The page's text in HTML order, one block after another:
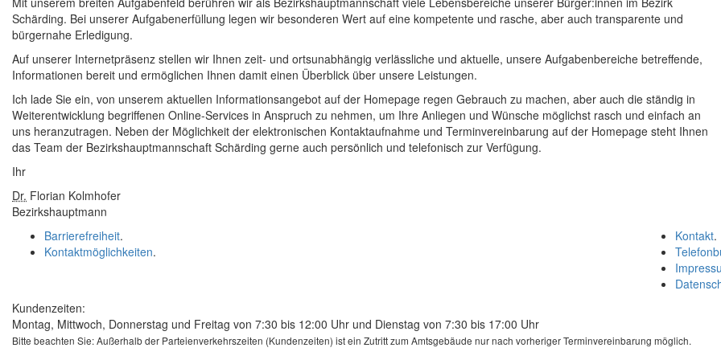
Schärding. Bei unserer Aufgabenerfüllung legen wir besonderen Wert auf eine kompetente und rasche, aber auch transparente und
bürgernahe Erledigung.
Auf unserer Internetpräsenz stellen wir Ihnen zeit- und ortsunabhängig verlässliche und aktuelle, unsere Aufgabenbereiche betreffende,
Informationen bereit und ermöglichen Ihnen damit einen Überblick über unsere Leistungen.
Ich lade Sie ein, von unserem aktuellen Informationsangebot auf der Homepage regen Gebrauch zu machen, aber auch die ständig in
Weiterentwicklung begriffenen Online-Services in Anspruch zu nehmen, um Ihre Anliegen und Wünsche möglichst rasch und einfach an
uns heranzutragen. Neben der Möglichkeit der elektronischen Kontaktaufnahme und Terminvereinbarung auf der Homepage steht Ihnen
das Team der Bezirkshauptmannschaft Schärding gerne auch persönlich und telefonisch zur Verfügung.
Ihr
Dr. Florian Kolmhofer
Bezirkshauptmann
Kontakt.
Barrierefreiheit.
Kontaktmöglichkeiten.
Kundenzeiten:
Montag, Mittwoch, Donnerstag und Freitag von 7:30 bis 12:00 Uhr und Dienstag von 7:30 bis 17:00 Uhr
Bitte beachten Sie: Außerhalb der Parteienverkehrszeiten (Kundenzeiten) ist ein Zutritt zum Amtsgebäude nur nach vorheriger Terminvereinbarung möglich.